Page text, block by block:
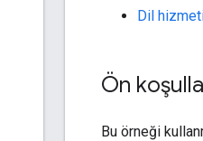
Dil
Ön
Bu örneği